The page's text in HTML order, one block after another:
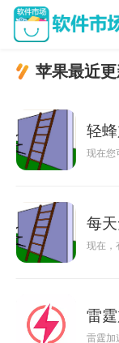
苹果最近
轻
现在您
每
现在，
雷
雷霆加